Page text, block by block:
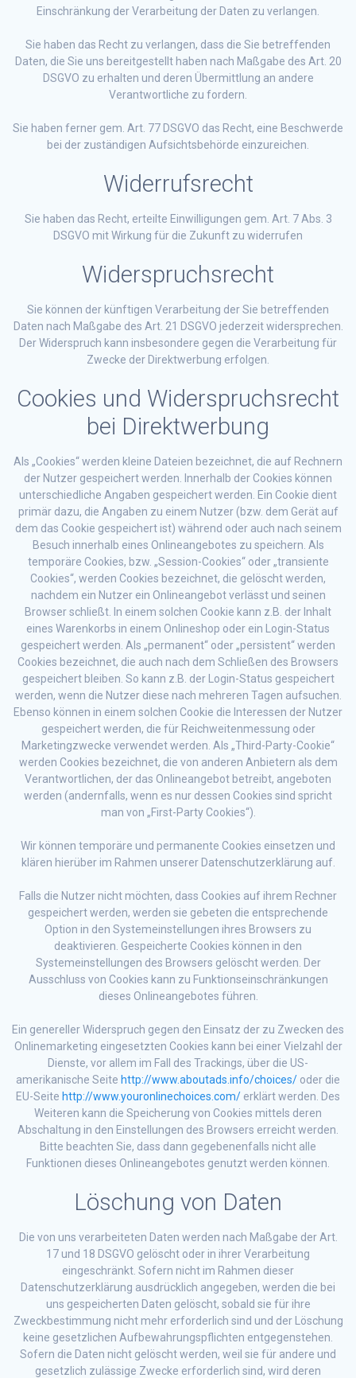
Einschränkung der Verarbeitung der Daten zu verlangen.
Sie haben das Recht zu verlangen, dass die Sie betreffenden
Daten, die Sie uns bereitgestellt haben nach Maßgabe des Art. 20
DSGVO zu erhalten und deren Übermittlung an andere
Verantwortliche zu fordern.
Sie haben ferner gem. Art. 77 DSGVO das Recht, eine Beschwerde
bei der zuständigen Aufsichtsbehörde einzureichen.
Widerrufsrecht
Sie haben das Recht, erteilte Einwilligungen gem. Art. 7 Abs. 3
DSGVO mit Wirkung für die Zukunft zu widerrufen
Widerspruchsrecht
Sie können der künftigen Verarbeitung der Sie betreffenden
Daten nach Maßgabe des Art. 21 DSGVO jederzeit widersprechen.
Der Widerspruch kann insbesondere gegen die Verarbeitung für
Zwecke der Direktwerbung erfolgen.
Cookies und Widerspruchsrecht
bei Direktwerbung
Als „Cookies“ werden kleine Dateien bezeichnet, die auf Rechnern
der Nutzer gespeichert werden. Innerhalb der Cookies können
unterschiedliche Angaben gespeichert werden. Ein Cookie dient
primär dazu, die Angaben zu einem Nutzer (bzw. dem Gerät auf
dem das Cookie gespeichert ist) während oder auch nach seinem
Besuch innerhalb eines Onlineangebotes zu speichern. Als
temporäre Cookies, bzw. „Session-Cookies“ oder „transiente
Cookies“, werden Cookies bezeichnet, die gelöscht werden,
nachdem ein Nutzer ein Onlineangebot verlässt und seinen
Browser schließt. In einem solchen Cookie kann z.B. der Inhalt
eines Warenkorbs in einem Onlineshop oder ein Login-Status
gespeichert werden. Als „permanent“ oder „persistent“ werden
Cookies bezeichnet, die auch nach dem Schließen des Browsers
gespeichert bleiben. So kann z.B. der Login-Status gespeichert
werden, wenn die Nutzer diese nach mehreren Tagen aufsuchen.
Ebenso können in einem solchen Cookie die Interessen der Nutzer
gespeichert werden, die für Reichweitenmessung oder
Marketingzwecke verwendet werden. Als „Third-Party-Cookie“
werden Cookies bezeichnet, die von anderen Anbietern als dem
Verantwortlichen, der das Onlineangebot betreibt, angeboten
werden (andernfalls, wenn es nur dessen Cookies sind spricht
man von „First-Party Cookies“).
Wir können temporäre und permanente Cookies einsetzen und
klären hierüber im Rahmen unserer Datenschutzerklärung auf.
Falls die Nutzer nicht möchten, dass Cookies auf ihrem Rechner
gespeichert werden, werden sie gebeten die entsprechende
Option in den Systemeinstellungen ihres Browsers zu
deaktivieren. Gespeicherte Cookies können in den
Systemeinstellungen des Browsers gelöscht werden. Der
Ausschluss von Cookies kann zu Funktionseinschränkungen
dieses Onlineangebotes führen.
Ein genereller Widerspruch gegen den Einsatz der zu Zwecken des
Onlinemarketing eingesetzten Cookies kann bei einer Vielzahl der
Dienste, vor allem im Fall des Trackings, über die US-
amerikanische Seite http://www.aboutads.info/choices/ oder die
EU-Seite http://www.youronlinechoices.com/ erklärt werden. Des
Weiteren kann die Speicherung von Cookies mittels deren
Abschaltung in den Einstellungen des Browsers erreicht werden.
Bitte beachten Sie, dass dann gegebenenfalls nicht alle
Funktionen dieses Onlineangebotes genutzt werden können.
Löschung von Daten
Die von uns verarbeiteten Daten werden nach Maßgabe der Art.
17 und 18 DSGVO gelöscht oder in ihrer Verarbeitung
eingeschränkt. Sofern nicht im Rahmen dieser
Datenschutzerklärung ausdrücklich angegeben, werden die bei
uns gespeicherten Daten gelöscht, sobald sie für ihre
Zweckbestimmung nicht mehr erforderlich sind und der Löschung
keine gesetzlichen Aufbewahrungspflichten entgegenstehen.
Sofern die Daten nicht gelöscht werden, weil sie für andere und
gesetzlich zulässige Zwecke erforderlich sind, wird deren